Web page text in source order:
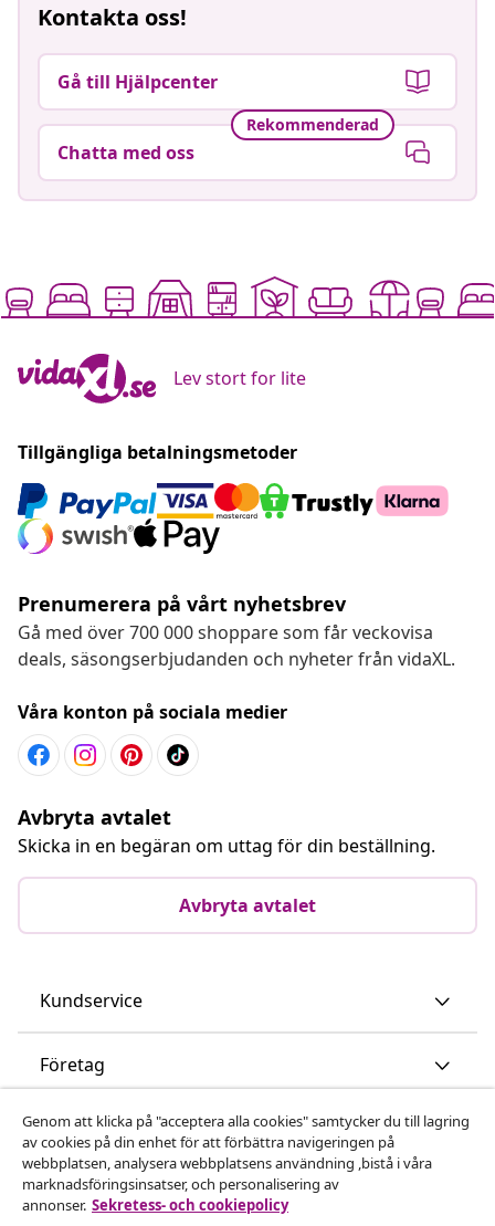
Kontakta oss!
Gå till Hjälpcenter
Rekommenderad
Chatta med oss
Lev stort for lite
Tillgängliga betalningsmetoder
Prenumerera på vårt nyhetsbrev
Gå med över 700 000 shoppare som får veckovisa
deals, säsongserbjudanden och nyheter från vidaXL.
Våra konton på sociala medier
Avbryta avtalet
Skicka in en begäran om uttag för din beställning.
Avbryta avtalet
Kundservice
Företag
vidaXL
Upptäck mer
Genom att klicka på "acceptera alla cookies" samtycker du till lagring
av cookies på din enhet för att förbättra navigeringen på
webbplatsen, analysera webbplatsens användning ,bistå i våra
marknadsföringsinsatser, och personalisering av
annonser. Sekretess- och cookiepolicy